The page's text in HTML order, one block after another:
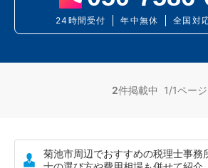
24時間受付 年中無休 全国対
2件掲載中 1/1ページ
菊池市周辺でおすすめの税理士事務